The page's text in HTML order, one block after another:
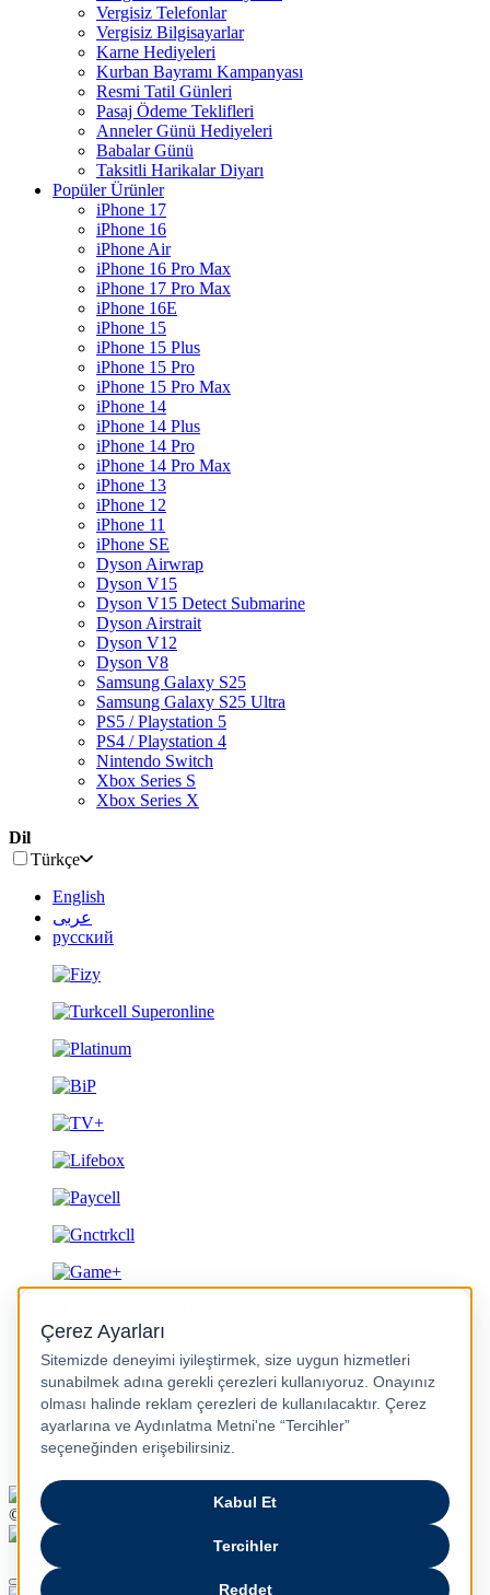
Vergisiz Telefonlar
Vergisiz Bilgisayarlar
Karne Hediyeleri
Kurban Bayramı Kampanyası
Resmi Tatil Günleri
Pasaj Ödeme Teklifleri
Anneler Günü Hediyeleri
Babalar Günü
Taksitli Harikalar Diyarı
Popüler Ürünler
iPhone 17
iPhone 16
iPhone Air
iPhone 16 Pro Max
iPhone 17 Pro Max
iPhone 16E
iPhone 15
iPhone 15 Plus
iPhone 15 Pro
iPhone 15 Pro Max
iPhone 14
iPhone 14 Plus
iPhone 14 Pro
iPhone 14 Pro Max
iPhone 13
iPhone 12
iPhone 11
iPhone SE
Dyson Airwrap
Dyson V15
Dyson V15 Detect Submarine
Dyson Airstrait
Dyson V12
Dyson V8
Samsung Galaxy S25
Samsung Galaxy S25 Ultra
PS5 / Playstation 5
PS4 / Playstation 4
Nintendo Switch
Xbox Series S
Xbox Series X
Dil
Türkçe
English
عربى
русский
Gizlilik ve Güvenlik
© 2026 Turkcell